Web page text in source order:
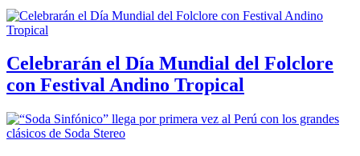
Celebrarán el Día Mundial del Folclore
con Festival Andino Tropical